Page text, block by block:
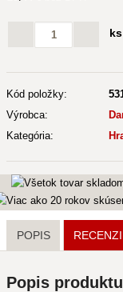
ks
Kód položky:
Výrobca:
Kategória:
POPIS
Popis produktu